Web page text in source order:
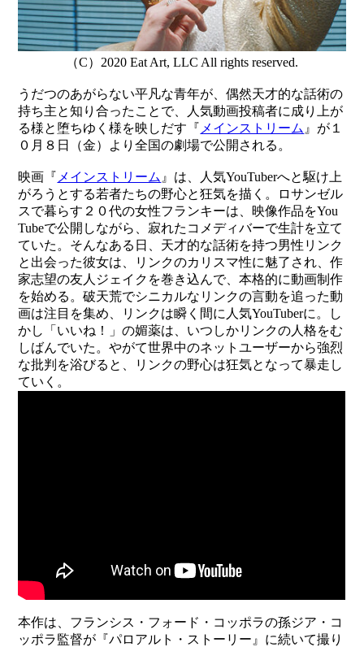
（C）2020 Eat Art, LLC All rights reserved.
うだつのあがらない平凡な青年が、偶然天才的な話術の
持ち主と知り合ったことで、人気動画投稿者に成り上が
る様と堕ちゆく様を映しだす『 メインストリーム 』が１
０月８日（金）より全国の劇場で公開される。
映画『 メインストリーム 』は、人気YouTuberへと駆け上
がろうとする若者たちの野心と狂気を描く。ロサンゼル
スで暮らす２０代の女性フランキーは、映像作品をYou
Tubeで公開しながら、寂れたコメディバーで生計を立て
ていた。そんなある日、天才的な話術を持つ男性リンク
と出会った彼女は、リンクのカリスマ性に魅了され、作
家志望の友人ジェイクを巻き込んで、本格的に動画制作
を始める。破天荒でシニカルなリンクの言動を追った動
画は注目を集め、リンクは瞬く間に人気YouTuberに。し
かし「いいね！」の媚薬は、いつしかリンクの人格をむ
しばんでいた。やがて世界中のネットユーザーから強烈
な批判を浴びると、リンクの野心は狂気となって暴走し
ていく。
本作は、フランシス・フォード・コッポラの孫ジア・コ
ッポラ監督が『パロアルト・ストーリー』に続いて撮り